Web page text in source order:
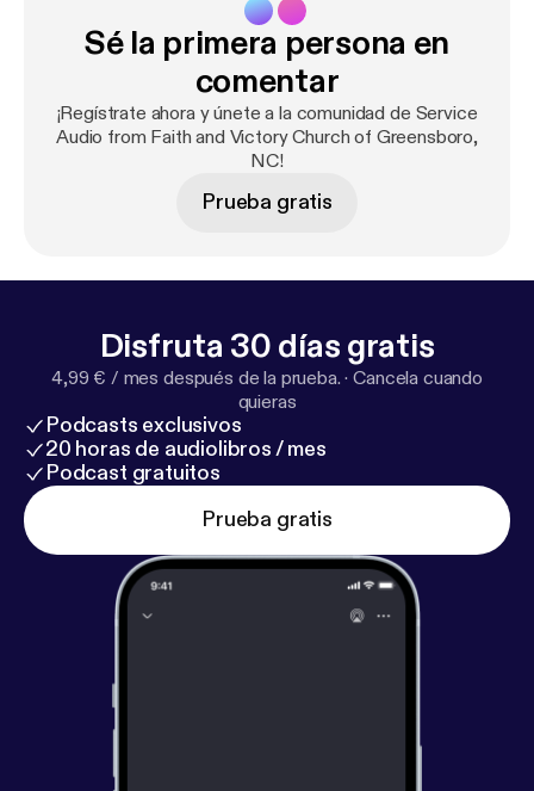
Sunday Morning Service (Audio) [
g/2018/11/2018-nov-25-fvc-sunday-morning-servic
] appeared first on Faith and Victory Church
of the Piedmont Triad [https://www.fvc.org].
Sé la primera persona en
comentar
¡Regístrate ahora y únete a la comunidad de Service
Audio from Faith and Victory Church of Greensboro,
NC!
Prueba gratis
Disfruta 30 días gratis
4,99 € / mes después de la prueba. ·Cancela cuando
quieras
Podcasts exclusivos
20 horas de audiolibros / mes
Podcast gratuitos
Prueba gratis